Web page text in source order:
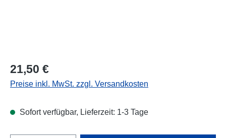
Regulärer Preis:
21,50 €
Preise inkl. MwSt. zzgl. Versandkosten
Sofort verfügbar, Lieferzeit: 1-3 Tage